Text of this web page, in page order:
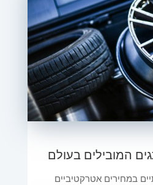
המובילים בעולם
במחירים אטרקטיביים